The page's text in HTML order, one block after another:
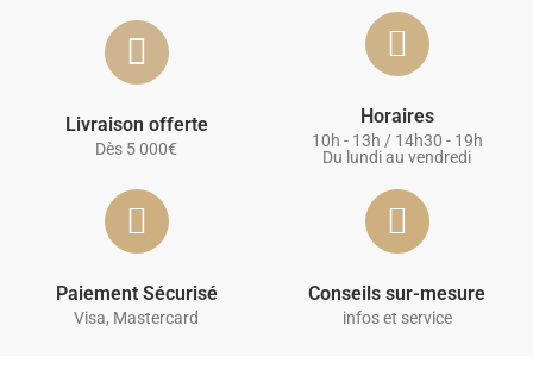
Livraison offerte
Dès 5 000€
Horaires
10h - 13h / 14h30 - 19h
Du lundi au vendredi
Paiement Sécurisé
Visa, Mastercard
Conseils sur-mesure
infos et service